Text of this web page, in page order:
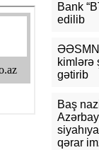
10:44
10:23
hazırda
09:57
şəxs
Bank
edilib
kimlərə
gətirib
Baş
qərar